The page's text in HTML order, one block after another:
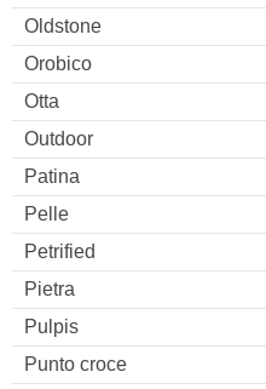
Oldstone
Orobico
Otta
Outdoor
Patina
Pelle
Petrified
Pietra
Pulpis
Punto croce